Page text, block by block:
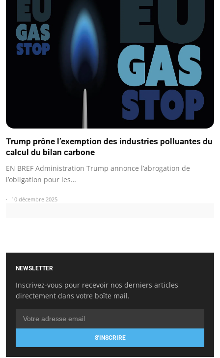
Trump prône l’exemption des industries polluantes du
calcul du bilan carbone
EN BREF Administration Trump annonce l’abrogation de
l’obligation pour les…
10 décembre 2025
NEWSLETTER
Inscrivez-vous pour recevoir nos derniers articles
directement dans votre boîte mail.
S'INSCRIRE